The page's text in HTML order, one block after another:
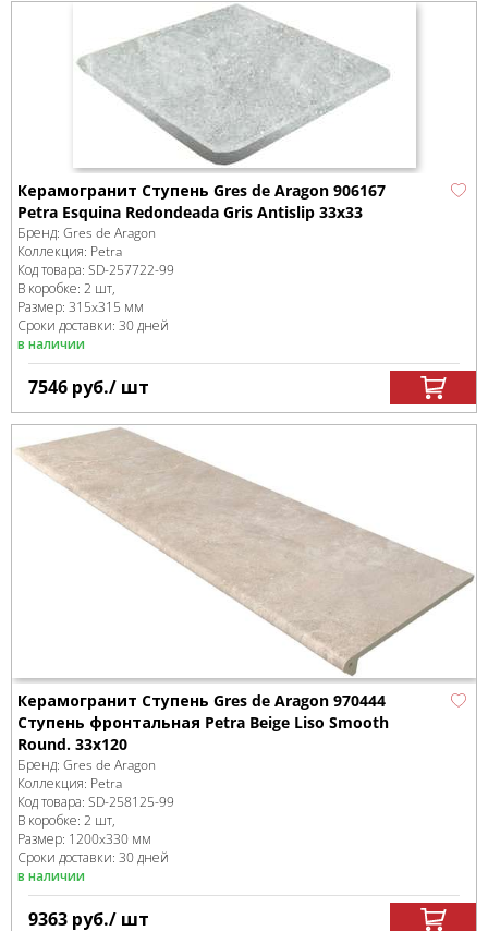
Керамогранит Ступень Gres de Aragon 906167
Petra Esquina Redondeada Gris Antislip 33x33
Бренд: Gres de Aragon
Коллекция: Petra
Код товара: SD-257722-99
В коробке: 2 шт,
Размер: 315x315 мм
Сроки доставки: 30 дней
в наличии
7546 руб./ шт
Керамогранит Ступень Gres de Aragon 970444
Ступень фронтальная Petra Beige Liso Smooth
Round. 33x120
Бренд: Gres de Aragon
Коллекция: Petra
Код товара: SD-258125-99
В коробке: 2 шт,
Размер: 1200x330 мм
Сроки доставки: 30 дней
в наличии
9363 руб./ шт